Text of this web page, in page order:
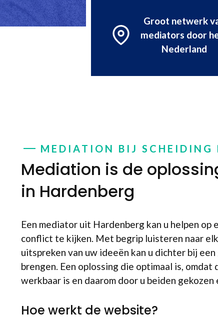
Groot netwerk
mediators door
Nederland
MEDIATION BIJ SCHEIDING
Mediation is de
in Hardenberg
Een mediator uit Hardenberg kan u helpen op
conflict te kijken. Met begrip luisteren naar
uitspreken van uw ideeën kan u dichter bij
brengen. Een oplossing die optimaal is, omdat
werkbaar is en daarom door u beiden
Hoe werkt de website?